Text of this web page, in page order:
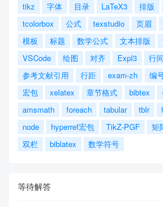
tikz 字体 目录 LaTeX3 排版
tcolorbox
公式 texstudio 页眉
模板
标题 数学公式 文本排版
VSCode
绘图 对齐 Expl3 行
参考文献引用
行距 exam-zh 编
宏包
xelatex 章节格式 bibtex
amsmath
foreach tabular tblr
node
hyperref宏包 TikZ-PGF 矩
双栏
biblatex 数学符号
等待解答